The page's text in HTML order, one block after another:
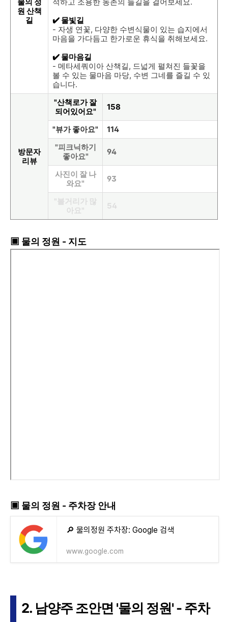
원 산책
길
✔️ 물빛길
- 자생 연꽃, 다양한 수변식물이 있는 습지에서
마음을 가다듬고 한가로운 휴식을 취해보세요.
✔️ 물마음길
- 메타세쿼이아 산책길, 드넓게 펼쳐진 들꽃을
볼 수 있는 물마음 마당, 수변 그네를 즐길 수 있
습니다.
방문자
리뷰
"산책로가 잘
되어있어요"
158
"뷰가 좋아요"
114
"피크닉하기
좋아요"
94
사진이 잘 나
와요"
93
"볼거리가 많
아요"
54
▣ 물의 정원 - 지도
▣ 물의 정원 - 주차장 안내
🔎 물의정원 주차장: Google 검색
www.google.com
2. 남양주 조안면 '물의 정원' - 주차